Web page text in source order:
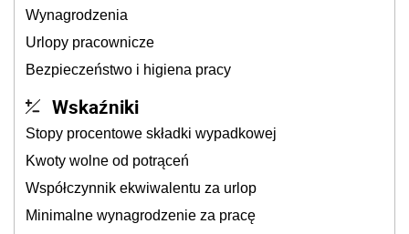
Wynagrodzenia
Urlopy pracownicze
Bezpieczeństwo i higiena pracy
Wskaźniki
Stopy procentowe składki wypadkowej
Kwoty wolne od potrąceń
Współczynnik ekwiwalentu za urlop
Minimalne wynagrodzenie za pracę